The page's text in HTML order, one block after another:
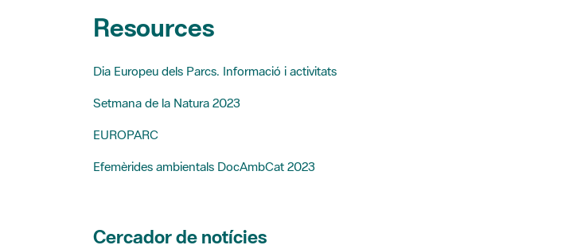
Resources
Dia Europeu dels Parcs. Informació i activitats
Setmana de la Natura 2023
EUROPARC
Efemèrides ambientals DocAmbCat 2023
Cercador de notícies